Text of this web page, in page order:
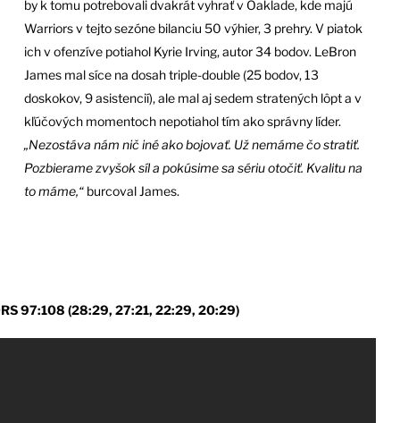
by k tomu potrebovali dvakrát vyhrať v Oaklade, kde majú
Warriors v tejto sezóne bilanciu 50 výhier, 3 prehry. V piatok
ich v ofenzíve potiahol Kyrie Irving, autor 34 bodov. LeBron
James mal síce na dosah triple-double (25 bodov, 13
doskokov, 9 asistencií), ale mal aj sedem stratených lôpt a v
kľúčových momentoch nepotiahol tím ako správny líder.
„Nezostáva nám nič iné ako bojovať. Už nemáme čo stratiť.
Pozbierame zvyšok síl a pokúsime sa sériu otočiť. Kvalitu na
to máme,“ burcoval James.
97:108 (28:29, 27:21, 22:29, 20:29)